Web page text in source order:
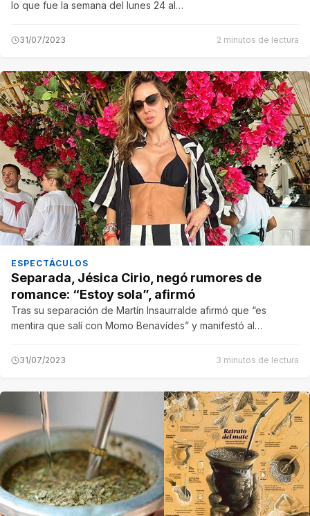
lo que fue la semana del lunes 24 al…
31/07/2023 2 minutos de lectura
ESPECTÁCULOS
Separada, Jésica Cirio, negó rumores de
romance: “Estoy sola”, afirmó
Tras su separación de Martín Insaurralde afirmó que “es
mentira que salí con Momo Benavídes” y manifestó al…
31/07/2023 3 minutos de lectura